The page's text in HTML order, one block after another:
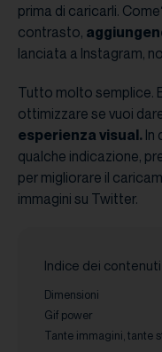
prima di caricarli.
contrasto,
lanciata a Instagram,
Tutto molto semplice.
ottimizzare se vuoi
esperienza visual. In
qualche indicazione,
per migliorare il
immagini su Twitter.
Indice dei contenuti
Dimensioni
Gif power
Tante immagini, tante